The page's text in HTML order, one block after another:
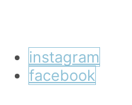
instagram
facebook